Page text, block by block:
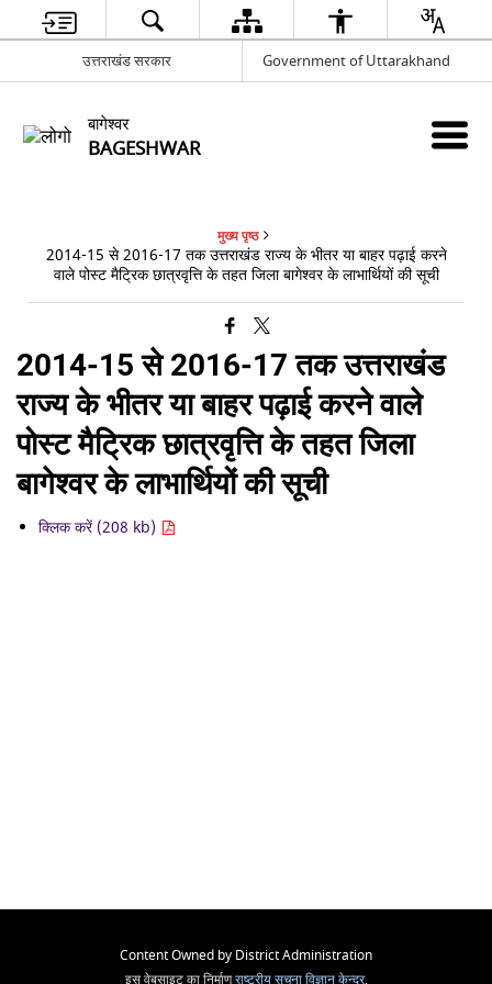
उत्तराखंड सरकार Government of Uttarakhand
बागेश्वर
BAGESHWAR
मुख्य पृष्ठ
2014-15 से 2016-17 तक उत्तराखंड राज्य के भीतर या बाहर पढ़ाई करने
वाले पोस्ट मैट्रिक छात्रवृत्ति के तहत जिला बागेश्वर के लाभार्थियों की सूची
2014-15 से 2016-17 तक उत्तराखंड
राज्य के भीतर या बाहर पढ़ाई करने वाले
पोस्ट मैट्रिक छात्रवृत्ति के तहत जिला
बागेश्वर के लाभार्थियों की सूची
क्लिक करें (208 kb)
Content Owned by District Administration
इस वेबसाइट का निर्माणराष्ट्रीय सूचना विज्ञान केन्द्र,